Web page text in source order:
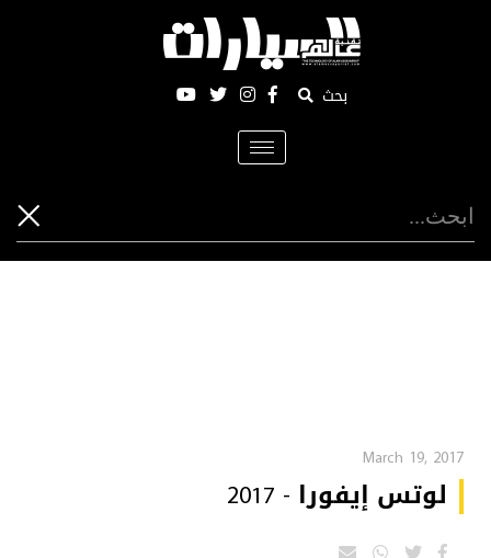
بحث
Toggle
navigation
March 19, 2017
لوتس إيفورا - 2017